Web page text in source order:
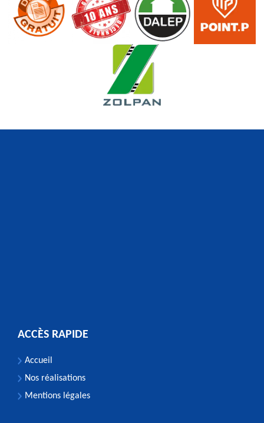
ACCÈS RAPIDE
Accueil
Nos réalisations
Mentions légales